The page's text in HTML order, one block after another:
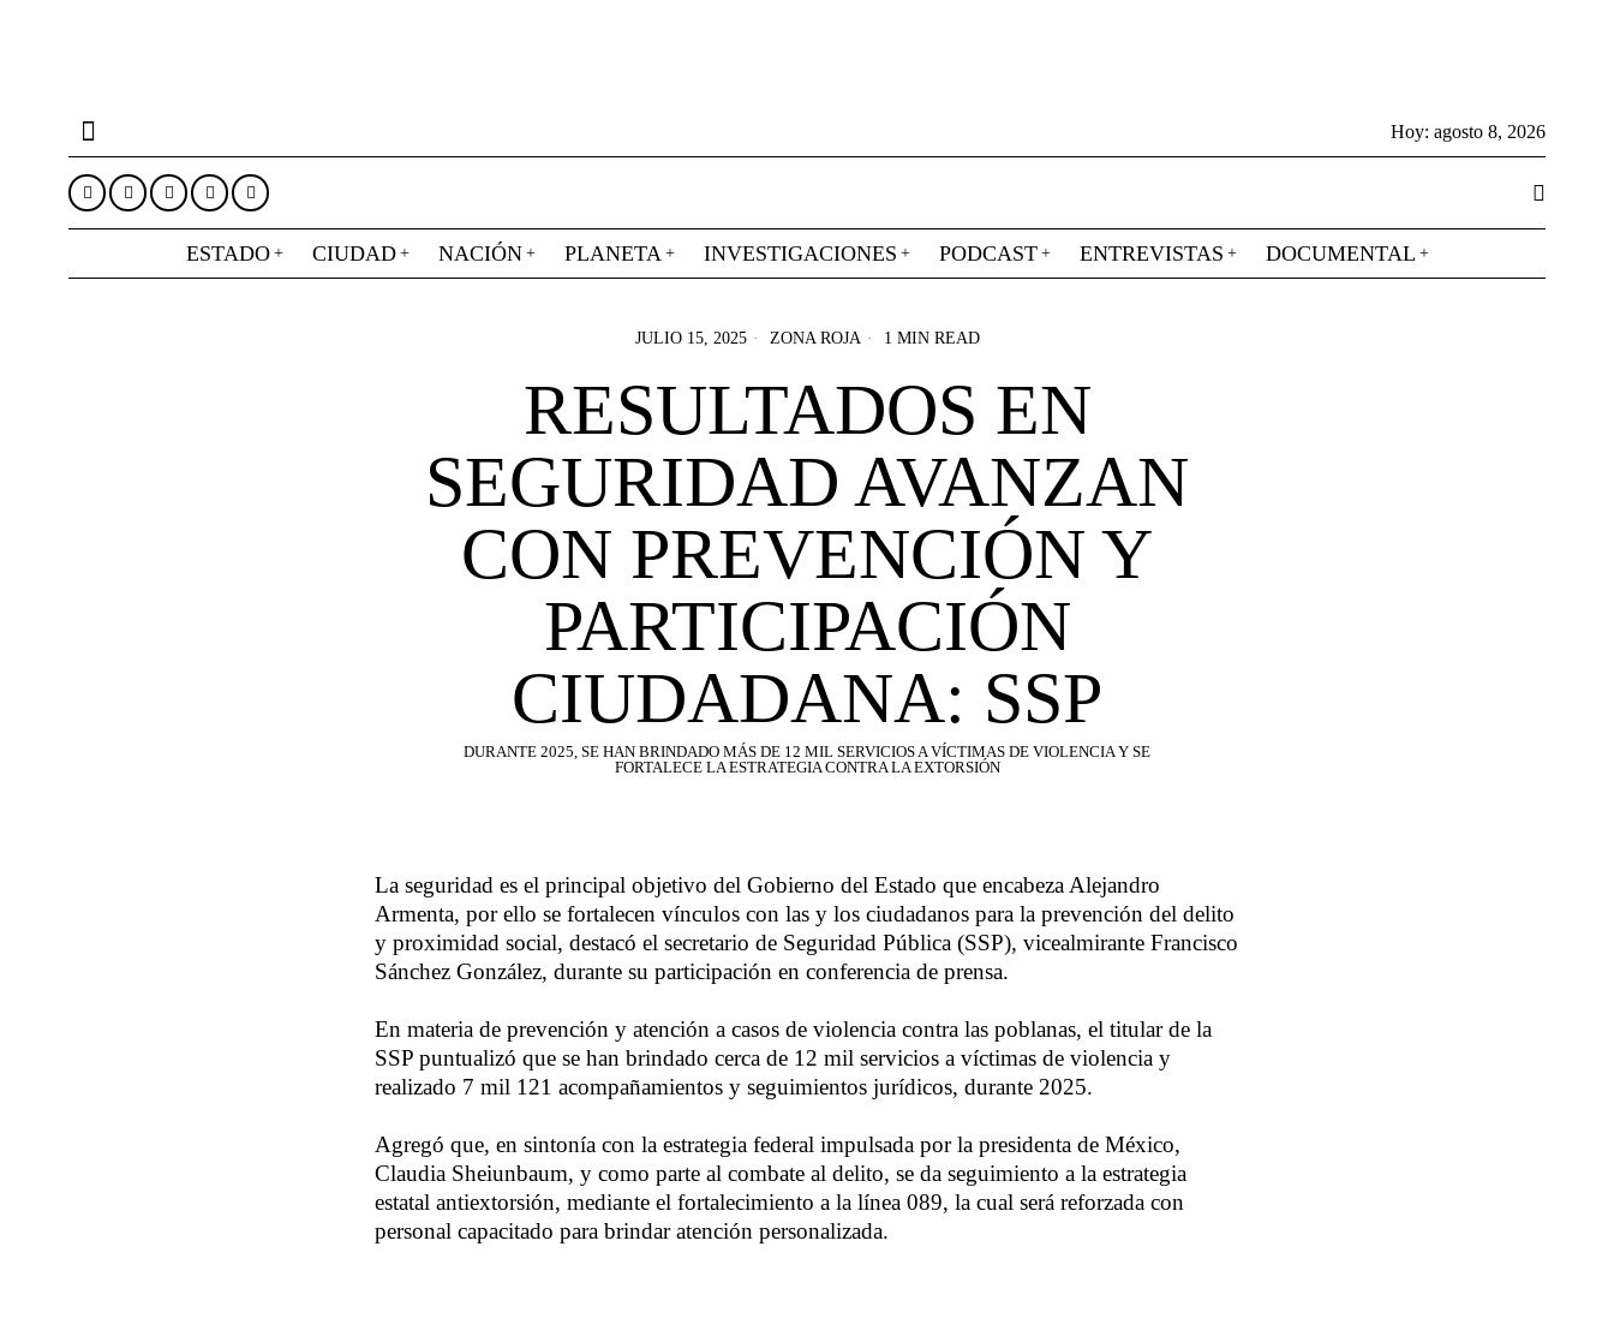
Hoy: agosto 8, 2026
ESTADO CIUDAD NACIÓN PLANETA INVESTIGACIONES PODCAST ENTREVISTAS DOCUMENTAL
JULIO 15, 2025 ZONA ROJA 1 MIN READ
RESULTADOS EN
SEGURIDAD AVANZAN
CON PREVENCIÓN Y
PARTICIPACIÓN
CIUDADANA: SSP
DURANTE 2025, SE HAN BRINDADO MÁS DE 12 MIL SERVICIOS A VÍCTIMAS DE VIOLENCIA Y SE
FORTALECE LA ESTRATEGIA CONTRA LA EXTORSIÓN
La seguridad es el principal objetivo del Gobierno del Estado que encabeza Alejandro
Armenta, por ello se fortalecen vínculos con las y los ciudadanos para la prevención del delito
y proximidad social, destacó el secretario de Seguridad Pública (SSP), vicealmirante Francisco
Sánchez González, durante su participación en conferencia de prensa.
En materia de prevención y atención a casos de violencia contra las poblanas, el titular de la
SSP puntualizó que se han brindado cerca de 12 mil servicios a víctimas de violencia y
realizado 7 mil 121 acompañamientos y seguimientos jurídicos, durante 2025.
Agregó que, en sintonía con la estrategia federal impulsada por la presidenta de México,
Claudia Sheiunbaum, y como parte al combate al delito, se da seguimiento a la estrategia
estatal antiextorsión, mediante el fortalecimiento a la línea 089, la cual será reforzada con
personal capacitado para brindar atención personalizada.